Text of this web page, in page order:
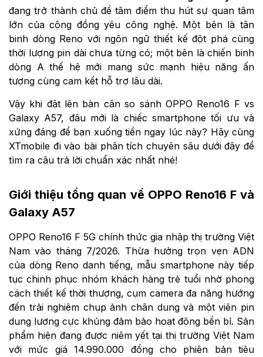
đang trở thành chủ đề tâm điểm thu hút sự quan tâm
lớn của cộng đồng yêu công nghệ. Một bên là tân
binh dòng Reno với ngôn ngữ thiết kế đột phá cùng
thời lượng pin dài chưa từng có; một bên là chiến binh
dòng A thế hệ mới mang sức mạnh hiệu năng ấn
tượng cùng cam kết hỗ trợ lâu dài.
Vậy khi đặt lên bàn cân so sánh OPPO Reno16 F vs
Galaxy A57, đâu mới là chiếc smartphone tối ưu và
xứng đáng để bạn xuống tiền ngay lúc này? Hãy cùng
XTmobile đi vào bài phân tích chuyên sâu dưới đây để
tìm ra câu trả lời chuẩn xác nhất nhé!
Giới thiệu tổng quan về OPPO Reno16 F và
Galaxy A57
OPPO Reno16 F 5G chính thức gia nhập thị trường Việt
Nam vào tháng 7/2026. Thừa hưởng trọn vẹn ADN
của dòng Reno danh tiếng, mẫu smartphone này tiếp
tục chinh phục nhóm khách hàng trẻ tuổi nhờ phong
cách thiết kế thời thượng, cụm camera đa năng hướng
đến trải nghiệm chụp ảnh chân dung và một viên pin
dung lượng cực khủng đảm bảo hoạt động bền bỉ. Sản
phẩm hiện đang được niêm yết tại thị trường Việt Nam
với mức giá 14.990.000 đồng cho phiên bản tiêu